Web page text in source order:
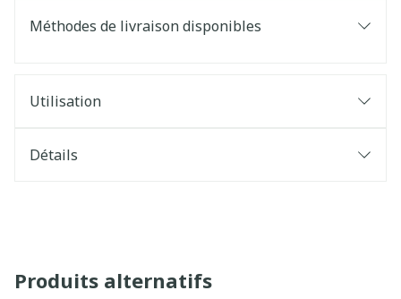
Méthodes de livraison disponibles
Utilisation
Détails
Produits alternatifs